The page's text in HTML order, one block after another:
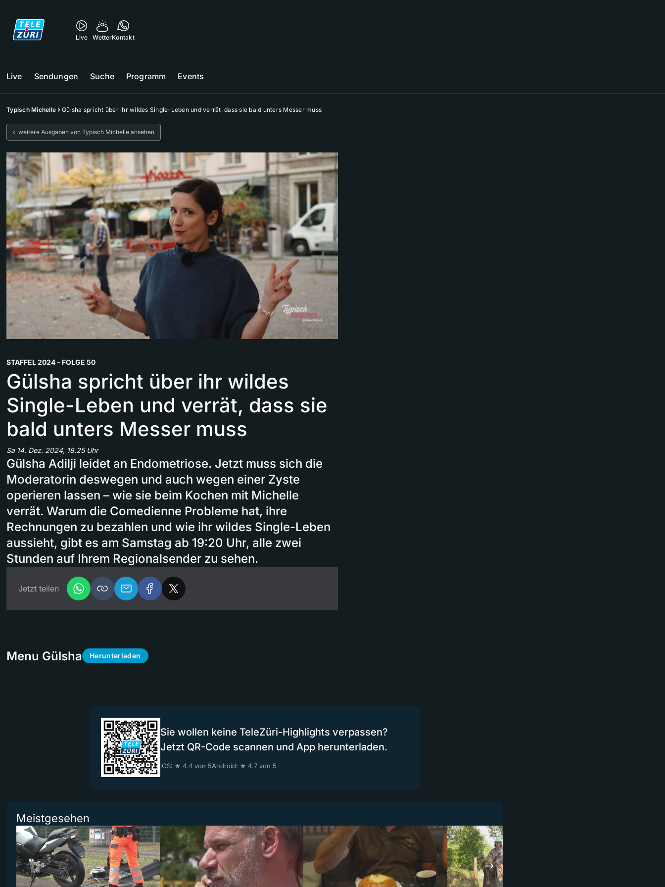
Live WetterKontakt
Live Sendungen Suche Programm Events
Typisch Michelle Gülsha spricht über ihr wildes Single-Leben und verrät, dass sie bald unters Messer muss
‹ weitere Ausgaben von Typisch Michelle ansehen
STAFFEL 2024 – FOLGE 50
Gülsha spricht über ihr wildes
Single-Leben und verrät, dass sie
bald unters Messer muss
Sa 14. Dez. 2024, 18.25 Uhr
Gülsha Adilji leidet an Endometriose. Jetzt muss sich die
Moderatorin deswegen und auch wegen einer Zyste
operieren lassen – wie sie beim Kochen mit Michelle
verrät. Warum die Comedienne Probleme hat, ihre
Rechnungen zu bezahlen und wie ihr wildes Single-Leben
aussieht, gibt es am Samstag ab 19:20 Uhr, alle zwei
Stunden auf Ihrem Regionalsender zu sehen.
Jetzt teilen
Menu Gülsha Herunterladen
Sie wollen keine TeleZüri-Highlights verpassen?
Jetzt QR-Code scannen und App herunterladen.
iOS: ★ 4.4 von 5Android: ★ 4.7 von 5
Meistgesehen